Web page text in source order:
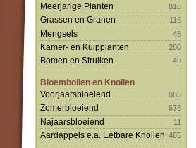
Meerjarige Planten 816
Grassen en Granen 116
Mengsels 48
Kamer- en Kuipplanten 280
Bomen en Struiken 49
Bloembollen en Knollen
Voorjaarsbloeiend
685
Zomerbloeiend 678
Najaarsbloeiend 11
Aardappels e.a. Eetbare Knollen 465